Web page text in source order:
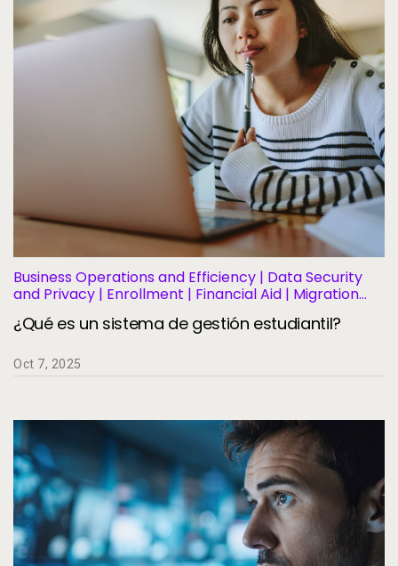
Business Operations and Efficiency | Data Security
and Privacy | Enrollment | Financial Aid | Migration
Student Success and Retention
¿Qué es un sistema de gestión estudiantil?
Oct 7, 2025